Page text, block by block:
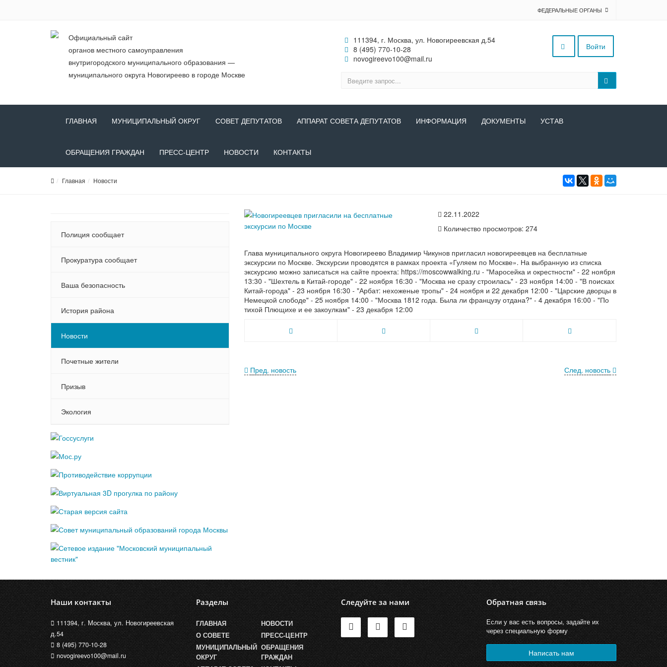
ФЕДЕРАЛЬНЫЕ ОРГАНЫ
Официальный сайт
органов местного самоуправления
внутригородского муниципального образования —
муниципального округа Новогиреево в городе Москве
111394, г. Москва, ул. Новогиреевская д.54
8 (495) 770-10-28
novogireevo100@mail.ru
Войти
ГЛАВНАЯ МУНИЦИПАЛЬНЫЙ ОКРУГ СОВЕТ ДЕПУТАТОВ АППАРАТ СОВЕТА ДЕПУТАТОВ ИНФОРМАЦИЯ ДОКУМЕНТЫ УСТАВ
ОБРАЩЕНИЯ ГРАЖДАН ПРЕСС-ЦЕНТР НОВОСТИ КОНТАКТЫ
Главная Новости
Полиция сообщает
Прокуратура сообщает
Ваша безопасность
История района
Новости
Почетные жители
Призыв
Экология
22.11.2022
Количество просмотров: 274
Глава муниципального округа Новогиреево Владимир Чикунов пригласил новогиреевцев на бесплатные
экскурсии по Москве. Экскурсии проводятся в рамках проекта «Гуляем по Москве». На выбранную из списка
экскурсию можно записаться на сайте проекта: https://moscowwalking.ru - "Маросейка и окрестности" - 22 ноября
13:30 - "Шехтель в Китай-городе" - 22 ноября 16:30 - "Москва не сразу строилась" - 23 ноября 14:00 - "В поисках
Китай-города" - 23 ноября 16:30 - "Арбат: нехоженые тропы" - 24 ноября и 22 декабря 12:00 - "Царские дворцы в
Немецкой слободе" - 25 ноября 14:00 - "Москва 1812 года. Была ли французу отдана?" - 4 декабря 16:00 - "По
тихой Плющихе и ее закоулкам" - 23 декабря 12:00
След. новость
Пред. новость
Наши контакты
111394, г. Москва, ул. Новогиреевская
д.54
8 (495) 770-10-28
novogireevo100@mail.ru
Разделы
ГЛАВНАЯ
О СОВЕТЕ
МУНИЦИПАЛЬНЫЙ
ОКРУГ
НОВОСТИ
ПРЕСС-ЦЕНТР
ОБРАЩЕНИЯ
ГРАЖДАН
Следуйте за нами Обратная связь
Если у вас есть вопросы, задайте их
через специальную форму
Написать нам